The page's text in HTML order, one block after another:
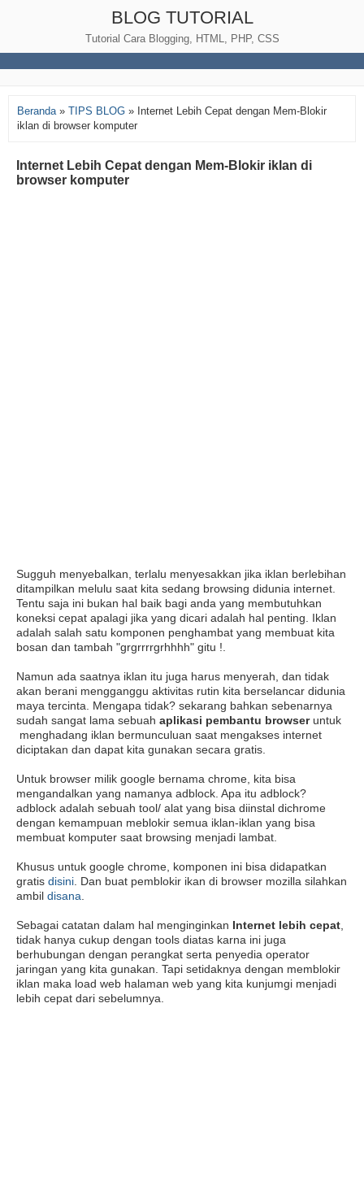
BLOG TUTORIAL
Tutorial Cara Blogging, HTML, PHP, CSS
Beranda» TIPS BLOG » Internet Lebih Cepat dengan Mem-Blokir
iklan di browser komputer
Internet Lebih Cepat dengan Mem-Blokir iklan di
browser komputer
Sugguh menyebalkan, terlalu menyesakkan jika iklan berlebihan
ditampilkan melulu saat kita sedang browsing didunia internet.
Tentu saja ini bukan hal baik bagi anda yang membutuhkan
koneksi cepat apalagi jika yang dicari adalah hal penting. Iklan
adalah salah satu komponen penghambat yang membuat kita
bosan dan tambah "grgrrrrgrhhhh" gitu !.
Namun ada saatnya iklan itu juga harus menyerah, dan tidak
akan berani mengganggu aktivitas rutin kita berselancar didunia
maya tercinta. Mengapa tidak? sekarang bahkan sebenarnya
sudah sangat lama sebuah aplikasi pembantu browseruntuk
menghadang iklan bermunculuan saat mengakses internet
diciptakan dan dapat kita gunakan secara gratis.
Untuk browser milik google bernama chrome, kita bisa
mengandalkan yang namanya adblock. Apa itu adblock?
adblock adalah sebuah tool/ alat yang bisa diinstal dichrome
dengan kemampuan meblokir semua iklan-iklan yang bisa
membuat komputer saat browsing menjadi lambat.
Khusus untuk google chrome, komponen ini bisa didapatkan
gratis disini . Dan buat pemblokir ikan di browser mozilla silahkan
ambil disana
Sebagai catatan dalam hal menginginkan Internet lebih cepat
tidak hanya cukup dengan tools diatas karna ini juga
berhubungan dengan perangkat serta penyedia operator
jaringan yang kita gunakan. Tapi setidaknya dengan memblokir
iklan maka load web halaman web yang kita kunjumgi menjadi
lebih cepat dari sebelumnya.